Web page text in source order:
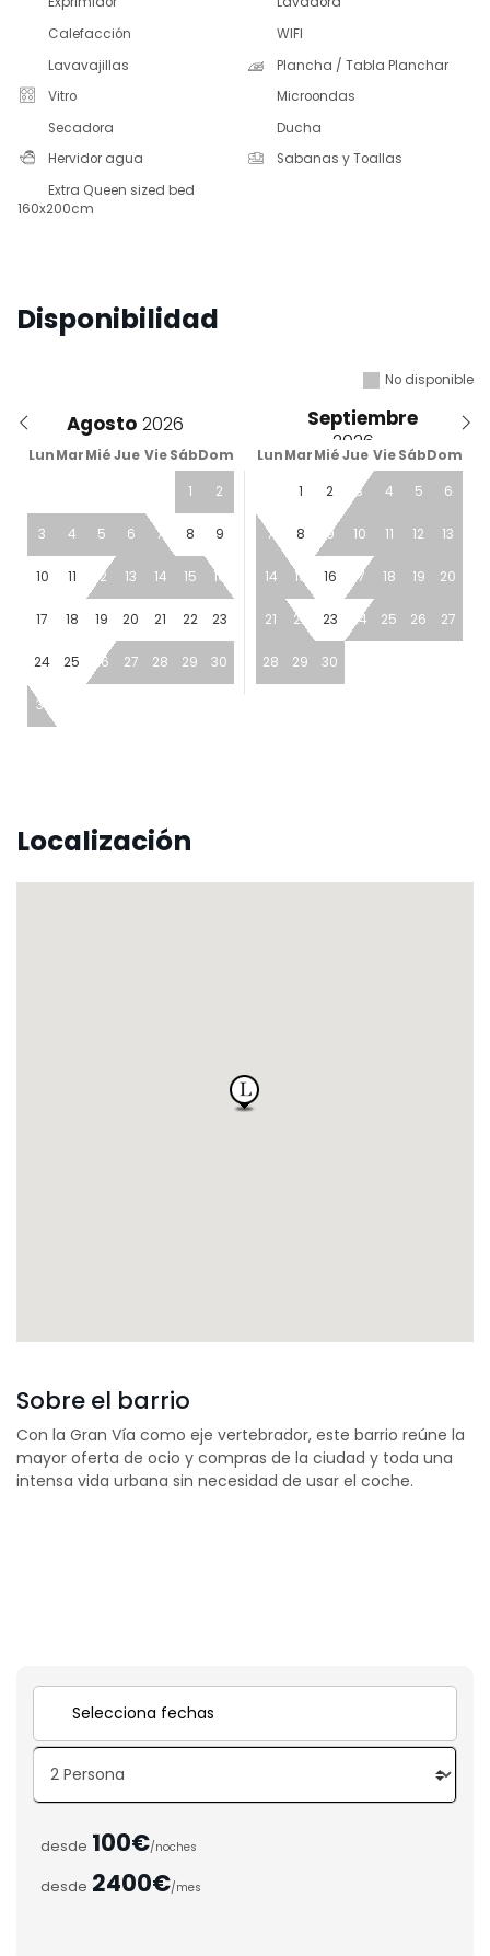
Calefacción
WIFI
Lavavajillas
Plancha / Tabla Planchar
Vitro
Microondas
Secadora
Ducha
Hervidor agua
Sabanas y Toallas
Extra Queen sized bed
160x200cm
Disponibilidad
No disponible
Agosto Septiembre
LunMarMiéJue Vie SábDom LunMarMiéJue Vie SábDom
1 2
3 4 5 6 7 8 9
10 11 12 13 14 15 16
17 18 19 20 21 22 23
24 25 26 27 28 29 30
31
1 2 3 4 5 6
7 8 9 10 11 12 13
14 15 16 17 18 19 20
21 22 23 24 25 26 27
28 29 30
Localización
Sobre el barrio
Con la Gran Vía como eje vertebrador, este barrio reúne la
mayor oferta de ocio y compras de la ciudad y toda una
intensa vida urbana sin necesidad de usar el coche.
desde 100€/noches
desde 2400€/mes